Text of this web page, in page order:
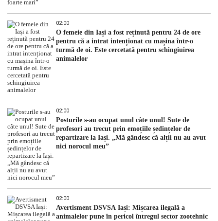
02:00
O femeie din Iași a fost reținută pentru 24 de ore
pentru că a intrat intenționat cu mașina într-o
turmă de oi. Este cercetată pentru schingiuirea
animalelor
02:00
Posturile s-au ocupat unul câte unul! Sute de
profesori au trecut prin emoțiile ședințelor de
repartizare la Iași. „Mă gândesc că alții nu au avut
nici norocul meu”
02:00
Avertisment DSVSA Iași: Mișcarea ilegală a
animalelor pune în pericol întregul sector zootehnic